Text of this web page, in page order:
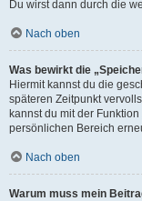
Du wirst dann durch die
Nach oben
Was bewirkt die
Hiermit kannst du die
späteren Zeitpunkt
kannst du mit der
persönlichen Bereich
Nach oben
Warum muss mein